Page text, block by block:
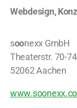
Webdesign,
soonexx GmbH
Theaterstr. 70-74
52062 Aachen